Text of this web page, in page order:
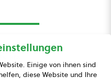
Einige von ihnen sind
diese Website und Ihre